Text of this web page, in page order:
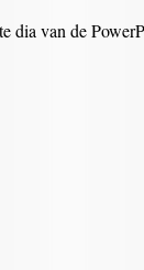
dia van de